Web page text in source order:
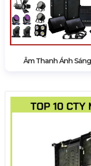
Âm Thanh Ánh Sáng